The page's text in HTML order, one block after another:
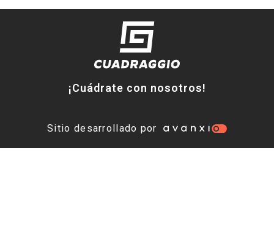
¡Cuádrate con nosotros!
Sitio desarrollado por